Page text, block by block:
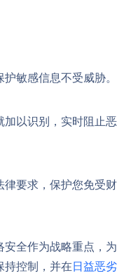
敏感信息不受威胁。
加以识别，实时阻止恶
律要求，保护您免受财
全作为战略重点，为
持控制，并在 日益恶劣